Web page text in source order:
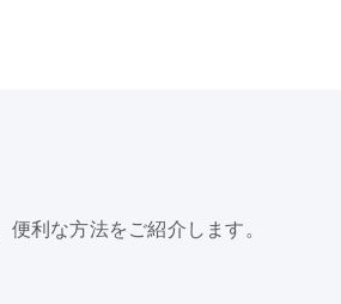
利な方法をご紹介します。